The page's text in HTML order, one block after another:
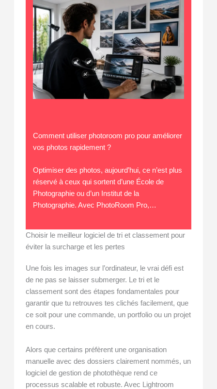
Comment utiliser photoroom pro pour améliorer
vos photos rapidement ?
Optimiser des photos, aujourd’hui, ce n’est plus
réservé à ceux qui sortent d’une École de
Photographie ou d’un Institut de la
Photographie. Avec PhotoRoom Pro,…
Choisir le meilleur logiciel de tri et classement pour
éviter la surcharge et les pertes
Une fois les images sur l’ordinateur, le vrai défi est
de ne pas se laisser submerger. Le tri et le
classement sont des étapes fondamentales pour
garantir que tu retrouves tes clichés facilement, que
ce soit pour une commande, un portfolio ou un projet
en cours.
Alors que certains préfèrent une organisation
manuelle avec des dossiers clairement nommés, un
logiciel de gestion de photothèque rend ce
processus scalable et robuste. Avec Lightroom